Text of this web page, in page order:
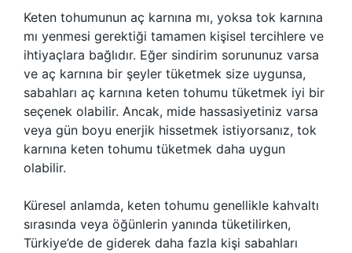
Keten tohumunun aç karnına mı, yoksa tok karnına
mı yenmesi gerektiği tamamen kişisel tercihlere ve
ihtiyaçlara bağlıdır. Eğer sindirim sorununuz varsa
ve aç karnına bir şeyler tüketmek size uygunsa,
sabahları aç karnına keten tohumu tüketmek iyi bir
seçenek olabilir. Ancak, mide hassasiyetiniz varsa
veya gün boyu enerjik hissetmek istiyorsanız, tok
karnına keten tohumu tüketmek daha uygun
olabilir.
Küresel anlamda, keten tohumu genellikle kahvaltı
sırasında veya öğünlerin yanında tüketilirken,
Türkiye’de de giderek daha fazla kişi sabahları